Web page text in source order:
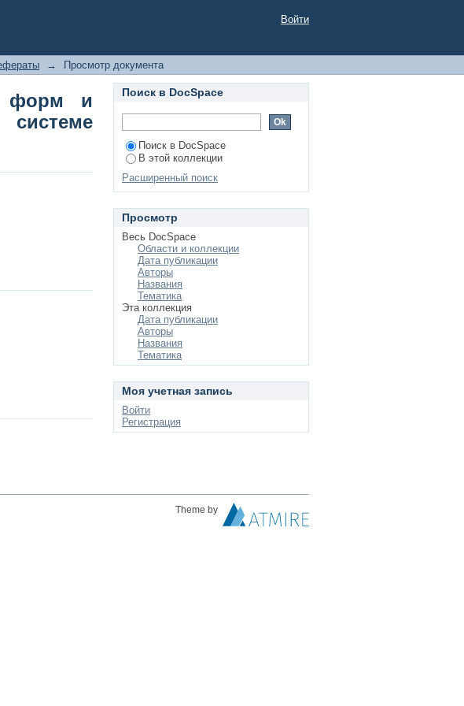
форм и методов рекламной
Войти
→ Просмотр документа
форм и
Поиск в DocSpace
Поиск в DocSpace
В этой коллекции
Расширенный поиск
Просмотр
Весь DocSpace
Области и коллекции
Дата публикации
Авторы
Названия
Тематика
Эта коллекция
Дата публикации
Авторы
Названия
Тематика
Моя учетная запись
Войти
Регистрация
Theme by